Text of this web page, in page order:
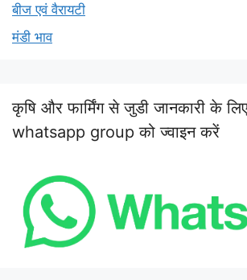
बीज एवं वैरायटी
मंडी भाव
कृषि और फार्मिंग से जुडी जानकारी के
whatsapp group को ज्वाइन करें